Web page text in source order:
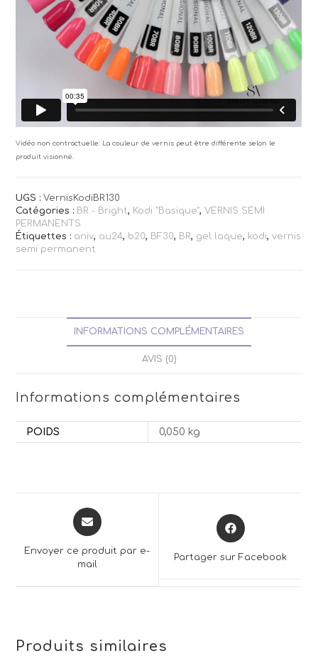
Vidéo non contractuelle: La couleur de vernis peut être différente selon le
produit visionné.
UGS :VernisKodiBR130
Catégories : BR - Bright, Kodi "Basique",VERNIS SEMI
PERMANENTS
Étiquettes : aniv, au24, b20, BF30, BR, gel laque, kodi,vernis
semi permanent
INFORMATIONS COMPLÉMENTAIRES
AVIS (0)
Informations complémentaires
POIDS 0,050 kg
Opens
in
new
Envoyer ce produit par e-
mail
Opens
in
Partager sur Facebook
Produits similaires